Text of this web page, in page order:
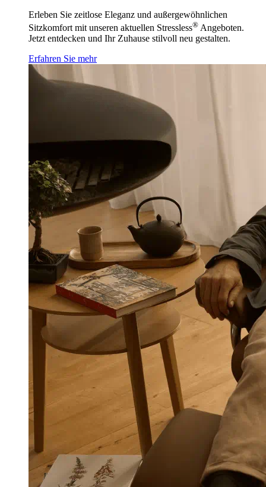
Erleben Sie zeitlose Eleganz und außergewöhnlichen
Sitzkomfort mit unseren aktuellen Stressless® Angeboten.
Jetzt entdecken und Ihr Zuhause stilvoll neu gestalten.
Erfahren Sie mehr